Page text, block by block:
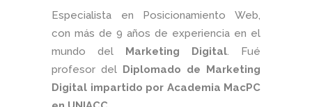
Especialista en Posicionamiento Web,
con más de 9 años de experiencia en el
mundo del Marketing Digital. Fué
profesor del Diplomado de Marketing
Digital impartido por Academia MacPC